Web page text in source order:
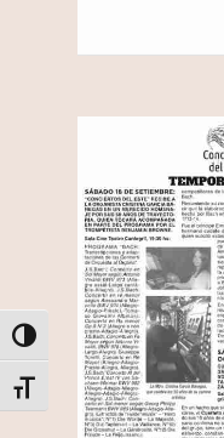
Alternar alto contraste
Alternar tamaño de letra